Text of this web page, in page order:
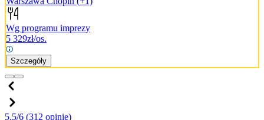
Wg programu imprezy
5 329zł/os.
Szczegóły
5.5/6 (312 opinie)